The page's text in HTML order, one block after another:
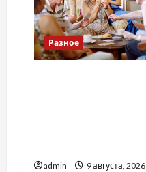
Разное
admin 9 августа, 2026